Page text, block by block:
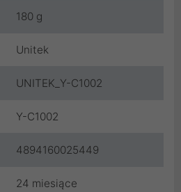
180 g
Unitek
UNITEK_Y-C1002
Y-C1002
4894160025449
24 miesiące